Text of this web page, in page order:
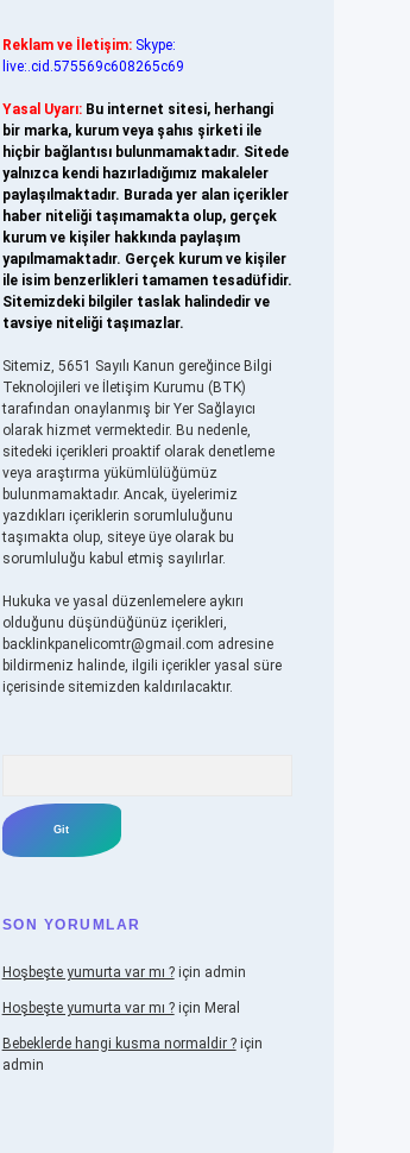
Reklam ve İletişim: Skype:
live:.cid.575569c608265c69
Yasal Uyarı: Bu internet sitesi, herhangi
bir marka, kurum veya şahıs şirketi ile
hiçbir bağlantısı bulunmamaktadır. Sitede
yalnızca kendi hazırladığımız makaleler
paylaşılmaktadır. Burada yer alan içerikler
haber niteliği taşımamakta olup, gerçek
kurum ve kişiler hakkında paylaşım
yapılmamaktadır. Gerçek kurum ve kişiler
ile isim benzerlikleri tamamen tesadüfidir.
Sitemizdeki bilgiler taslak halindedir ve
tavsiye niteliği taşımazlar.
Sitemiz, 5651 Sayılı Kanun gereğince Bilgi
Teknolojileri ve İletişim Kurumu (BTK)
tarafından onaylanmış bir Yer Sağlayıcı
olarak hizmet vermektedir. Bu nedenle,
sitedeki içerikleri proaktif olarak denetleme
veya araştırma yükümlülüğümüz
bulunmamaktadır. Ancak, üyelerimiz
yazdıkları içeriklerin sorumluluğunu
taşımakta olup, siteye üye olarak bu
sorumluluğu kabul etmiş sayılırlar.
Hukuka ve yasal düzenlemelere aykırı
olduğunu düşündüğünüz içerikleri,
backlinkpanelicomtr@gmail.com adresine
bildirmeniz halinde, ilgili içerikler yasal süre
içerisinde sitemizden kaldırılacaktır.
SON YORUMLAR
Hoşbeşte yumurta var mı ?için admin
Hoşbeşte yumurta var mı ?için Meral
Bebeklerde hangi kusma normaldir ?için
admin